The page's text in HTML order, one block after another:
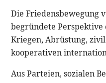
Die Friedensbewegung
begründete Perspektive
Kriegen, Abrüstung,
kooperativen
Aus Parteien, sozialen